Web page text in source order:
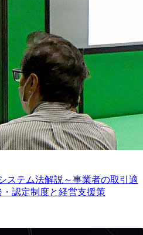
ステム法解説～事業者の取引適
認定制度と経営支援策